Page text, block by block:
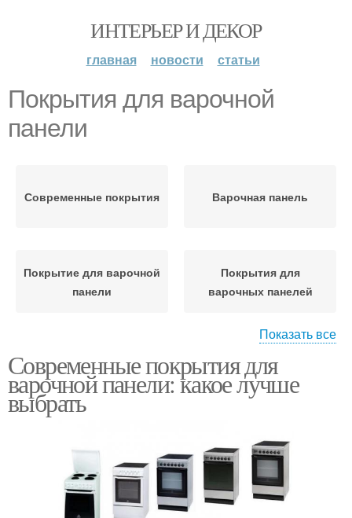
ИНТЕРЬЕР И ДЕКОР
главная новости статьи
Покрытия для варочной
панели
Современные покрытия Варочная панель
Покрытие для варочной
панели
Покрытия для
варочных панелей
безопасность
Покрытие из ламината
Покрытие из дерева Индукционные панели
Показать все
Современные покрытия для
варочной панели: какое лучше
выбрать